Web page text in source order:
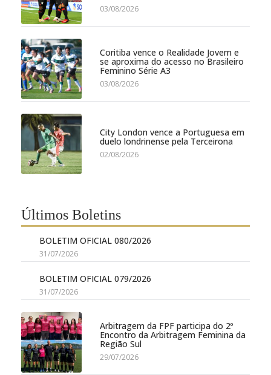
03/08/2026
Coritiba vence o Realidade Jovem e
se aproxima do acesso no Brasileiro
Feminino Série A3
03/08/2026
City London vence a Portuguesa em
duelo londrinense pela Terceirona
02/08/2026
Últimos Boletins
BOLETIM OFICIAL 080/2026
31/07/2026
BOLETIM OFICIAL 079/2026
31/07/2026
Arbitragem da FPF participa do 2º
Encontro da Arbitragem Feminina da
Região Sul
29/07/2026